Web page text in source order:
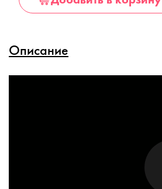
Описание